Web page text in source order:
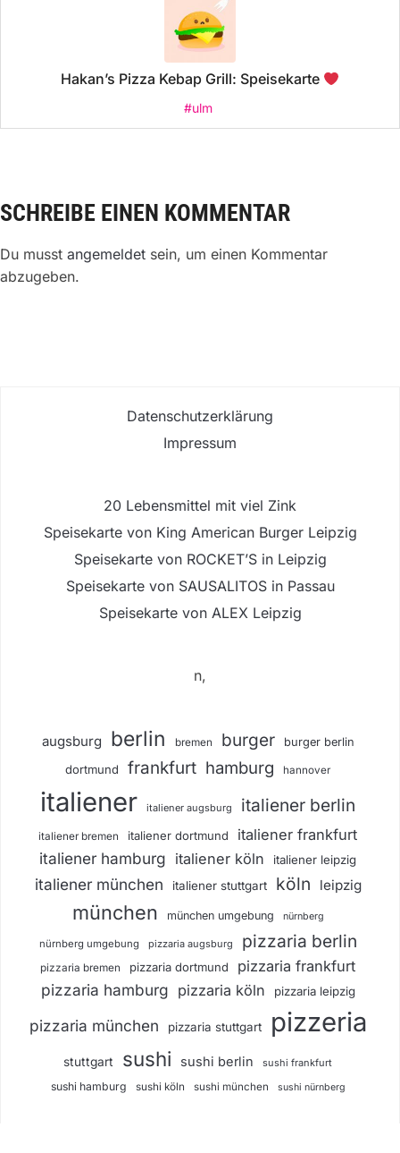
Hakan’s Pizza Kebap Grill: Speisekarte
#ulm
SCHREIBE EINEN KOMMENTAR
Du musst angemeldet sein, um einen Kommentar
abzugeben.
Datenschutzerklärung
Impressum
20 Lebensmittel mit viel Zink
Speisekarte von King American Burger Leipzig
Speisekarte von ROCKET’S in Leipzig
Speisekarte von SAUSALITOS in Passau
Speisekarte von ALEX Leipzig
n,
augsburg berlin bremen burger burger berlin
dortmund frankfurt hamburg hannover
italiener italiener augsburg italiener berlin
italiener bremen italiener dortmund italiener frankfurt
italiener hamburg italiener köln italiener leipzig
italiener münchen italiener stuttgart köln leipzig
münchen münchen umgebung nürnberg
nürnberg umgebung pizzaria augsburg pizzaria berlin
pizzaria bremen pizzaria dortmund pizzaria frankfurt
pizzaria hamburg pizzaria köln pizzaria leipzig
pizzaria münchen pizzaria stuttgart pizzeria
stuttgart sushi sushi berlin sushi frankfurt
sushi hamburg sushi köln sushi münchen sushi nürnberg